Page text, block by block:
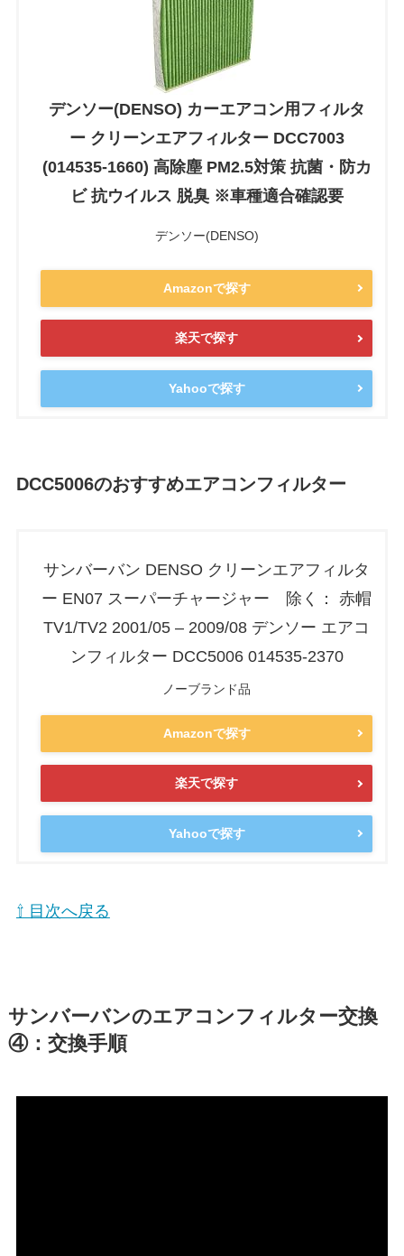
デンソー(DENSO) カーエアコン用フィルタ
ー クリーンエアフィルター DCC7003
(014535-1660) 高除塵 PM2.5対策 抗菌・防カ
ビ 抗ウイルス 脱臭 ※車種適合確認要
デンソー(DENSO)
Amazonで探す
楽天で探す
Yahooで探す
DCC5006のおすすめエアコンフィルター
サンバーバン DENSO クリーンエアフィルタ
ー EN07 スーパーチャージャー 除く： 赤帽
TV1/TV2 2001/05 – 2009/08 デンソー エアコ
ンフィルター DCC5006 014535-2370
ノーブランド品
Amazonで探す
楽天で探す
Yahooで探す
⇧ 目次へ戻る
サンバーバンのエアコンフィルター交換
④：交換手順